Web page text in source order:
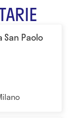
in Ostetricia
in
la clinica
Piergiorgio
Paolo